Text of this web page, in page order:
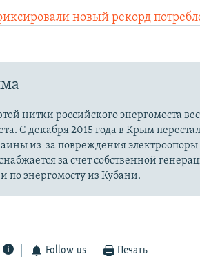
новый рекорд
нитки российского энергомоста
С декабря 2015 года в Крым
из-за повреждения электроопоры
за счет собственной
по энергомосту из Кубани.
Follow us Печать